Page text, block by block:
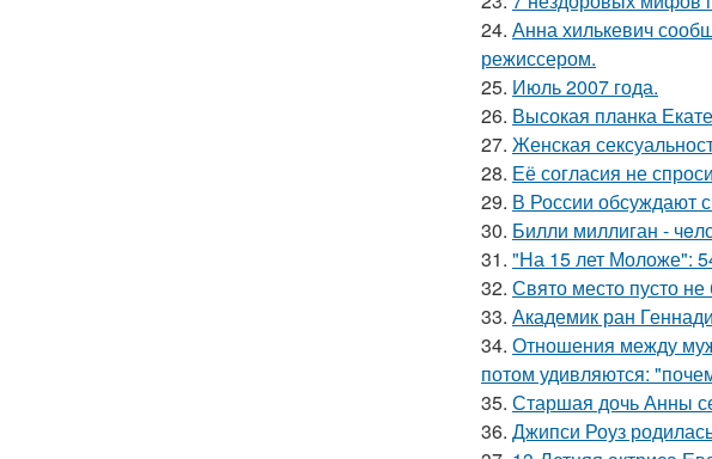
24. Анна хилькевич
режиссером.
25. Июль 2007 года.
26. Высокая планка
27. Женская
28. Её согласия не
29. В России обсуждают
30. Билли миллиган -
31. "На 15 лет Моложе":
32. Свято место пусто не
33. Академик ран
34. Отношения между
потом удивляются:
35. Старшая дочь Анны
36. Джипси Роуз